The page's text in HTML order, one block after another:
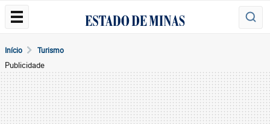
Início Turismo
Publicidade